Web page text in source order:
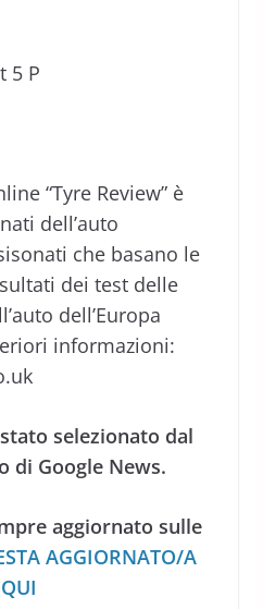
“Tyre Review” è
dell’auto
che basano le
dei test delle
dell’Europa
informazioni:
selezionato dal
di Google News.
aggiornato sulle
AGGIORNATO/A
QUI